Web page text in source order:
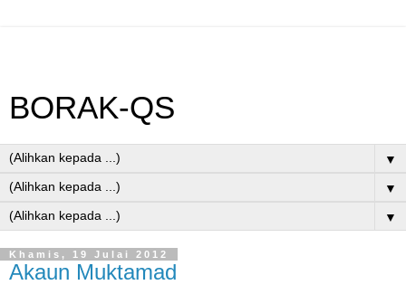
BORAK-QS
▼
▼
▼
Khamis, 19 Julai 2012
Akaun Muktamad